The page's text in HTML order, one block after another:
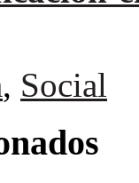
, Social